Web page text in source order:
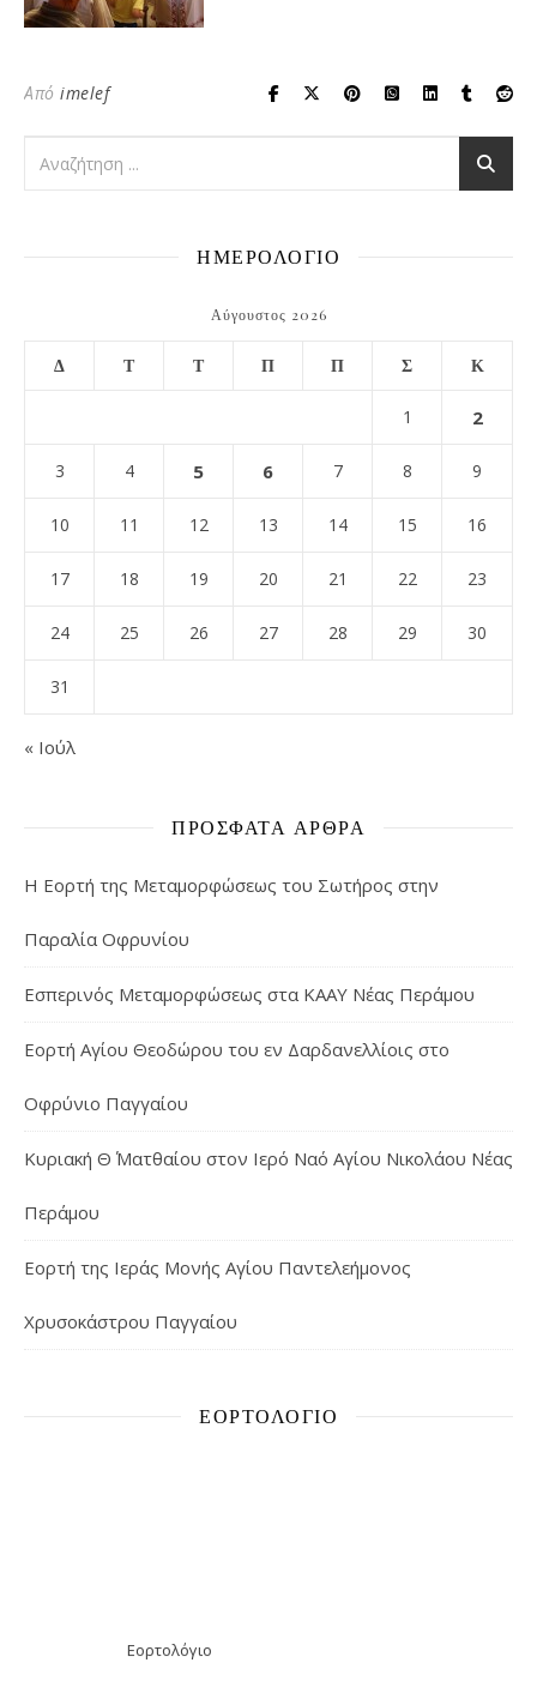
Από imelef
ΗΜΕΡΟΛΟΓΙΟ
Αύγουστος 2026
Δ Τ Τ Π Π Σ Κ
1 2
3 4 5 6 7 8 9
10 11 12 13 14 15 16
17 18 19 20 21 22 23
24 25 26 27 28 29 30
31
« Ιούλ
ΠΡΌΣΦΑΤΑ ΆΡΘΡΑ
Η Εορτή της Μεταμορφώσεως του Σωτήρος στην
Παραλία Οφρυνίου
Εσπερινός Μεταμορφώσεως στα ΚΑΑΥ Νέας Περάμου
Εορτή Αγίου Θεοδώρου του εν Δαρδανελλίοις στο
Οφρύνιο Παγγαίου
Κυριακή Θ΄ Ματθαίου στον Ιερό Ναό Αγίου Νικολάου Νέας
Περάμου
Εορτή της Ιεράς Μονής Αγίου Παντελεήμονος
Χρυσοκάστρου Παγγαίου
ΕΟΡΤΟΛΌΓΙΟ
Εορτολόγιο